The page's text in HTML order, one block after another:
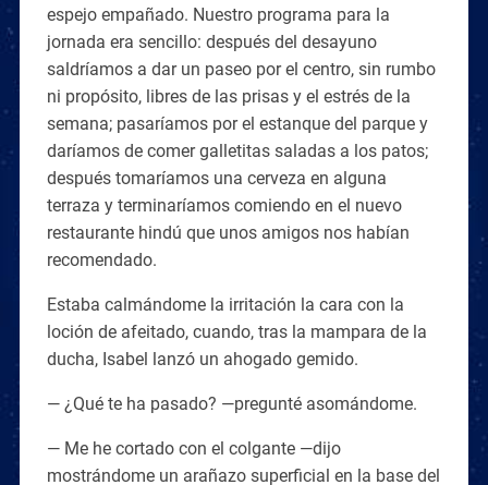
espejo empañado. Nuestro programa para la
jornada era sencillo: después del desayuno
saldríamos a dar un paseo por el centro, sin rumbo
ni propósito, libres de las prisas y el estrés de la
semana; pasaríamos por el estanque del parque y
daríamos de comer galletitas saladas a los patos;
después tomaríamos una cerveza en alguna
terraza y terminaríamos comiendo en el nuevo
restaurante hindú que unos amigos nos habían
recomendado.
Estaba calmándome la irritación la cara con la
loción de afeitado, cuando, tras la mampara de la
ducha, Isabel lanzó un ahogado gemido.
— ¿Qué te ha pasado? —pregunté asomándome.
— Me he cortado con el colgante —dijo
mostrándome un arañazo superficial en la base del